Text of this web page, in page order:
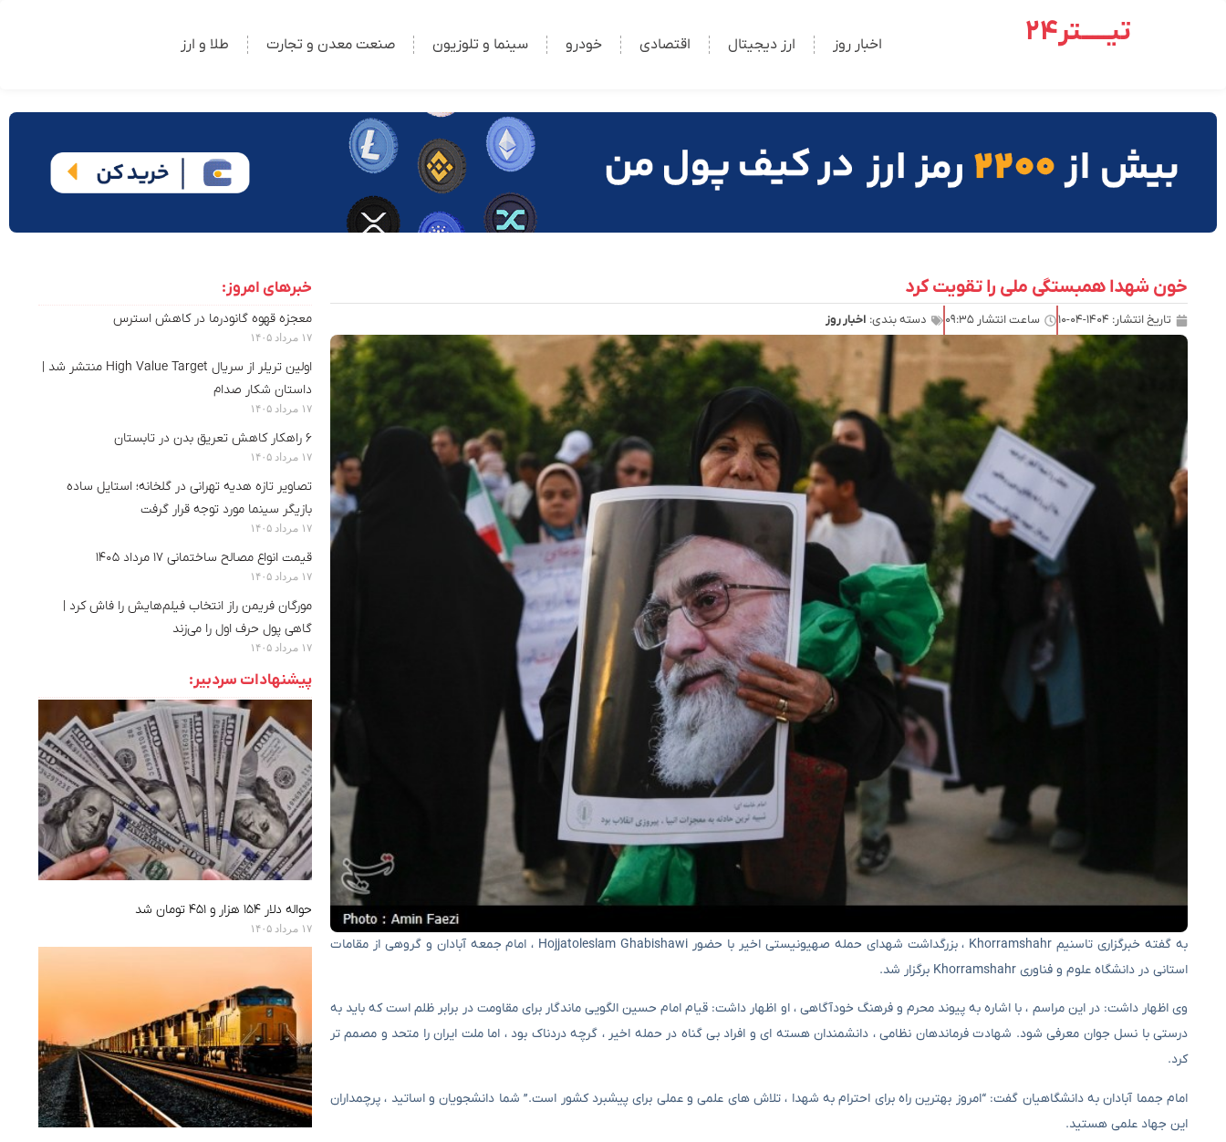
تیـــــتر24 اخبار روز ارز دیجیتال اقتصادی خودرو سینما و تلوزیون صنعت معدن و تجارت طلا و ارز
خون شهدا همبستگی ملی را تقویت کرد
تاریخ انتشار: ۱۴۰۴-۰۴-۱۰ ساعت انتشار ۰۹:۳۵ دسته بندی: اخبار روز
به گفته خبرگزاری تاسنیم Khorramshahr ، بزرگداشت شهدای حمله صهیونیستی اخیر با حضور Hojjatoleslam Ghabishawi ، امام جمعه آبادان و گروهی از مقامات
استانی در دانشگاه علوم و فناوری Khorramshahr برگزار شد.
وی اظهار داشت: در این مراسم ، با اشاره به پیوند محرم و فرهنگ خودآگاهی ، او اظهار داشت: قیام امام حسین الگویی ماندگار برای مقاومت در برابر ظلم است که باید به
درستی با نسل جوان معرفی شود. شهادت فرماندهان نظامی ، دانشمندان هسته ای و افراد بی گناه در حمله اخیر ، گرچه دردناک بود ، اما ملت ایران را متحد و مصمم تر
کرد.
امام جمما آبادان به دانشگاهیان گفت: “امروز بهترین راه برای احترام به شهدا ، تلاش های علمی و عملی برای پیشبرد کشور است.” شما دانشجویان و اساتید ، پرچمداران
این جهاد علمی هستید.
خبرهای امروز:
معجزه قهوه گانودرما در کاهش استرس
۱۷ مرداد ۱۴۰۵
اولین تریلر از سریال High Value Target منتشر شد |
داستان شکار صدام
۱۷ مرداد ۱۴۰۵
۶ راهکار کاهش تعریق بدن در تابستان
۱۷ مرداد ۱۴۰۵
تصاویر تازه هدیه تهرانی در گلخانه؛ استایل ساده
بازیگر سینما مورد توجه قرار گرفت
۱۷ مرداد ۱۴۰۵
قیمت انواع مصالح ساختمانی ۱۷ مرداد ۱۴۰۵
۱۷ مرداد ۱۴۰۵
مورگان فریمن راز انتخاب فیلم‌هایش را فاش کرد |
گاهی پول حرف اول را می‌زند
۱۷ مرداد ۱۴۰۵
پیشنهادات سردبیر:
حواله دلار ۱۵۴ هزار و ۴۵۱ تومان شد
۱۷ مرداد ۱۴۰۵